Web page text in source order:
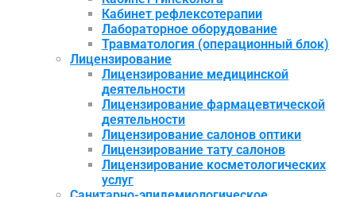
Кабинет рефлексотерапии
Лабораторное оборудование
Травматология (операционный блок)
Лицензирование
Лицензирование медицинской
деятельности
Лицензирование фармацевтической
деятельности
Лицензирование салонов оптики
Лицензирование тату салонов
Лицензирование косметологических
услуг